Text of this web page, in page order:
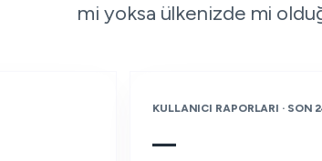
mi yoksa ülkenizde mi
KULLANICI RAPORLARI · SON
—